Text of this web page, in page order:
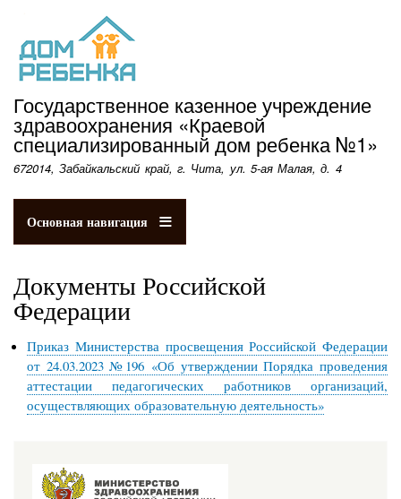
Государственное казенное учреждение
здравоохранения «Краевой
специализированный дом ребенка №1»
672014, Забайкальский край, г. Чита, ул. 5-ая Малая, д. 4
Основная навигация
Документы Российской
Федерации
Приказ Министерства просвещения Российской Федерации
от 24.03.2023 №196 «Об утверждении Порядка проведения
аттестации педагогических работников организаций,
осуществляющих образовательную деятельность»